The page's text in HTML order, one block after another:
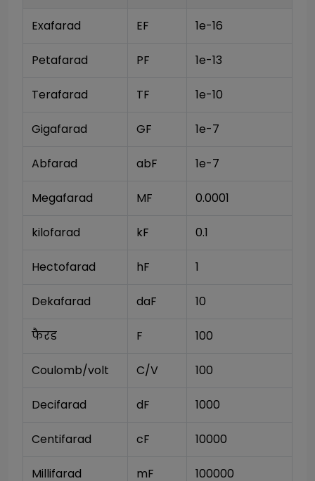
Exafarad EF 1e-16
Petafarad PF 1e-13
Terafarad TF 1e-10
Gigafarad GF 1e-7
Abfarad abF 1e-7
Megafarad MF 0.0001
kilofarad kF 0.1
Hectofarad hF 1
Dekafarad daF 10
फैरड F 100
Coulomb/volt C/V 100
Decifarad dF 1000
Centifarad cF 10000
Millifarad mF 100000